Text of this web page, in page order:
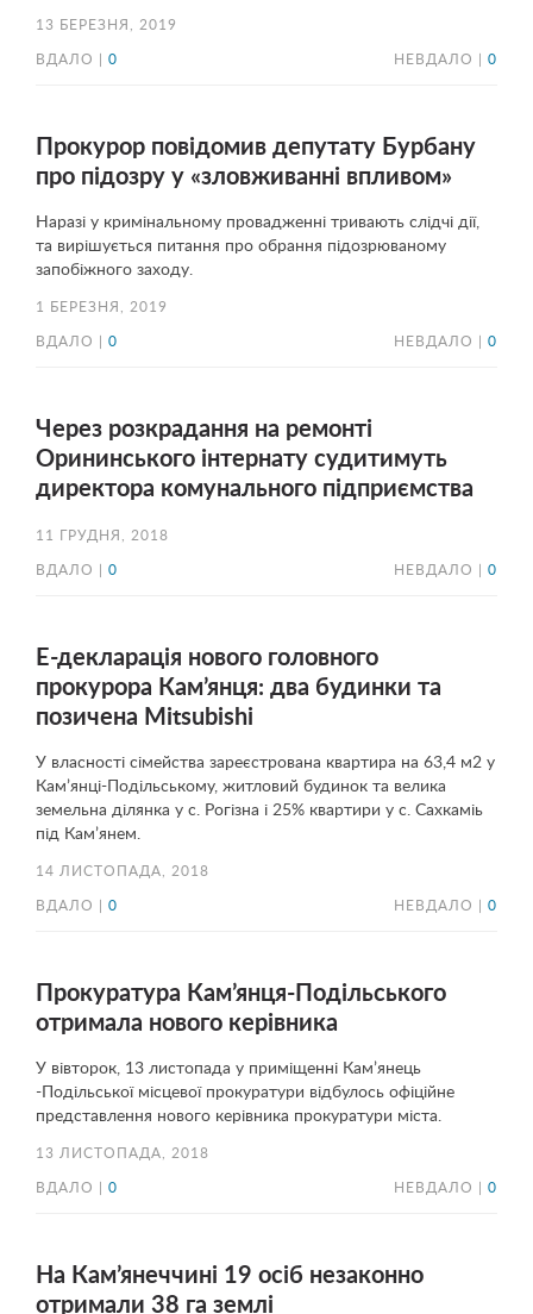
13 БЕРЕЗНЯ, 2019
ВДАЛО | 0 НЕВДАЛО | 0
Прокурор повідомив депутату Бурбану
про підозру у «зловживанні впливом»
Наразі у кримінальному провадженні тривають слідчі дії,
та вирішується питання про обрання підозрюваному
запобіжного заходу.
1 БЕРЕЗНЯ, 2019
ВДАЛО | 0 НЕВДАЛО | 0
Через розкрадання на ремонті
Орининського інтернату судитимуть
директора комунального підприємства
11 ГРУДНЯ, 2018
ВДАЛО | 0 НЕВДАЛО | 0
Е-декларація нового головного
прокурора Кам’янця: два будинки та
позичена Mitsubishi
У власності сімейства зареєстрована квартира на 63,4 м2 у
Кам’янці-Подільському, житловий будинок та велика
земельна ділянка у с. Рогізна і 25% квартири у с. Сахкаміь
під Кам’янем.
14 ЛИСТОПАДА, 2018
ВДАЛО | 0 НЕВДАЛО | 0
Прокуратура Кам’янця-Подільського
отримала нового керівника
У вівторок, 13 листопада у приміщенні Кам’янець
-Подільської місцевої прокуратури відбулось офіційне
представлення нового керівника прокуратури міста.
13 ЛИСТОПАДА, 2018
ВДАЛО | 0 НЕВДАЛО | 0
На Кам’янеччині 19 осіб незаконно
отримали 38 га землі